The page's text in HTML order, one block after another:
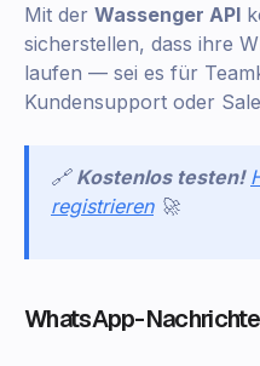
Mit der Wassenger API
sicherstellen, dass ihre
laufen — sei es für
Kundensupport oder
🔗 Kostenlos testen!
registrieren 🚀
WhatsApp-